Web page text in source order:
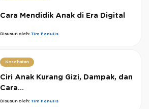
Cara Mendidik Anak di Era Digital
Disusun oleh: Tim Penulis
Kesehatan
Ciri Anak Kurang Gizi, Dampak, dan
Cara...
Disusun oleh: Tim Penulis